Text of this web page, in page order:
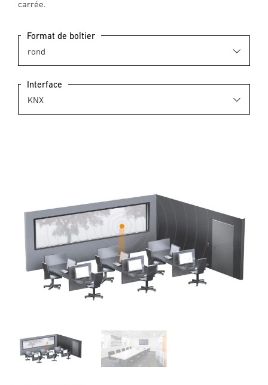
carrée.
Format de boîtier
Interface